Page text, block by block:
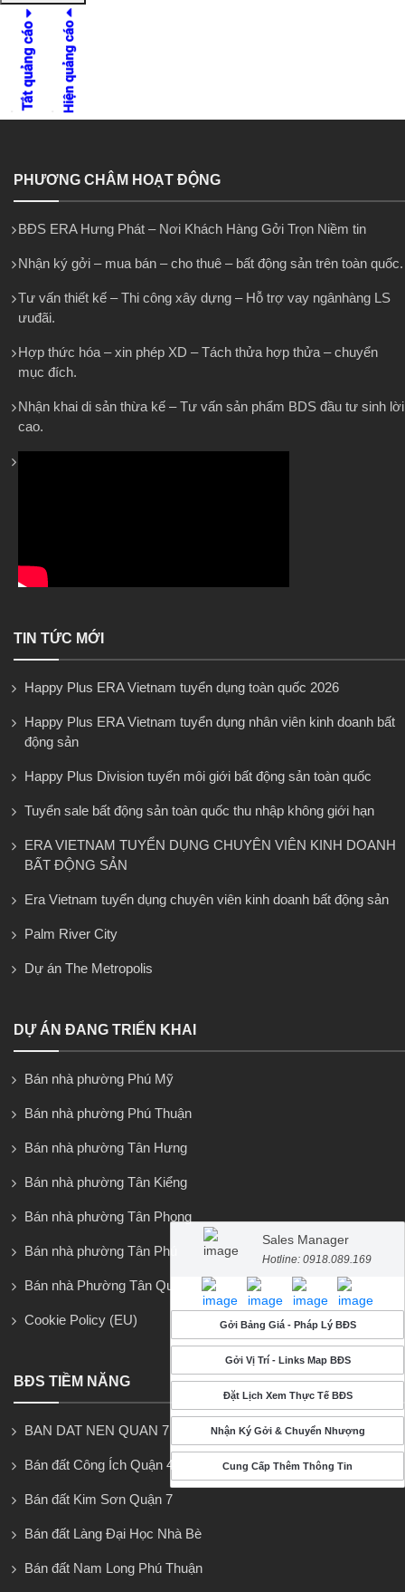
Sales Manager
Hotline: 0918.089.169
Gởi Bảng Giá - Pháp Lý BĐS
Gởi Vị Trí - Links Map BĐS
Đặt Lịch Xem Thực Tế BĐS
Nhận Ký Gởi & Chuyển Nhượng
Cung Cấp Thêm Thông Tin
PHƯƠNG CHÂM HOẠT ĐỘNG
BĐS ERA Hưng Phát – Nơi Khách Hàng Gởi Trọn Niềm tin
Nhận ký gởi – mua bán – cho thuê – bất động sản trên toàn quốc.
Tư vấn thiết kế – Thi công xây dựng – Hỗ trợ vay ngânhàng LS
ưuđãi.
Hợp thức hóa – xin phép XD – Tách thửa hợp thửa – chuyển
mục đích.
Nhận khai di sản thừa kế – Tư vấn sản phẩm BDS đầu tư sinh lời
cao.
TIN TỨC MỚI
Happy Plus ERA Vietnam tuyển dụng toàn quốc 2026
Happy Plus ERA Vietnam tuyển dụng nhân viên kinh doanh bất
động sản
Happy Plus Division tuyển môi giới bất động sản toàn quốc
Tuyển sale bất động sản toàn quốc thu nhập không giới hạn
ERA VIETNAM TUYỂN DỤNG CHUYÊN VIÊN KINH DOANH
BẤT ĐỘNG SẢN
Era Vietnam tuyển dụng chuyên viên kinh doanh bất động sản
Palm River City
Dự án The Metropolis
DỰ ÁN ĐANG TRIỂN KHAI
Bán nhà phường Phú Mỹ
Bán nhà phường Phú Thuận
Bán nhà phường Tân Hưng
Bán nhà phường Tân Kiểng
Bán nhà phường Tân Phong
Bán nhà phường Tân Phú
Bán nhà Phường Tân Quy
Cookie Policy (EU)
BĐS TIỀM NĂNG
BAN DAT NEN QUAN 7
Bán đất Công Ích Quận 4
Bán đất Kim Sơn Quận 7
Bán đất Làng Đại Học Nhà Bè
Bán đất Nam Long Phú Thuận